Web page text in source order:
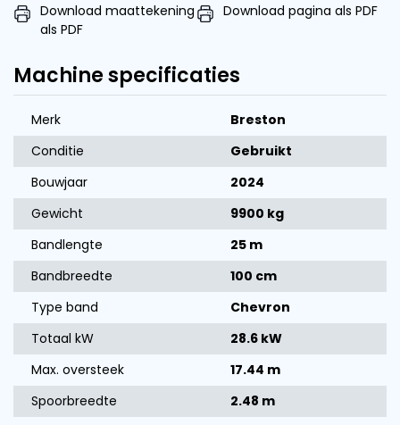
Download maattekening
als PDF
Download pagina als PDF
Machine specificaties
Merk
Breston
Conditie
Gebruikt
Bouwjaar
2024
Gewicht
9900 kg
Bandlengte
25 m
Bandbreedte
100 cm
Type band
Chevron
Totaal kW
28.6 kW
Max. oversteek
17.44 m
Spoorbreedte
2.48 m